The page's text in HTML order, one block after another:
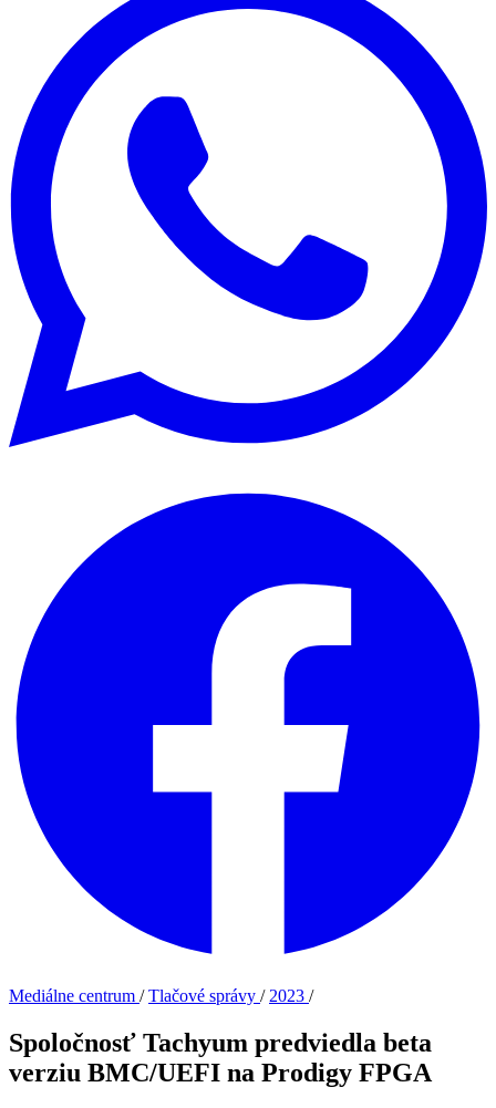
Mediálne centrum /Tlačové správy / 2023 /
Spoločnosť Tachyum predviedla beta
verziu BMC/UEFI na Prodigy FPGA